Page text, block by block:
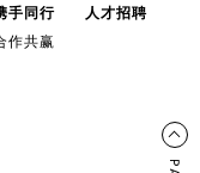
手同行
作共赢
人才招聘